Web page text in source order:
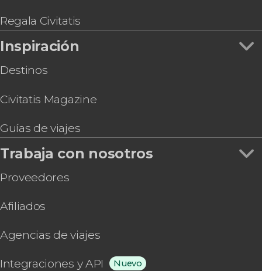
Regala Civitatis
Inspiración
Destinos
Civitatis Magazine
Guías de viajes
Trabaja con nosotros
Proveedores
Afiliados
Agencias de viajes
Integraciones y API Nuevo